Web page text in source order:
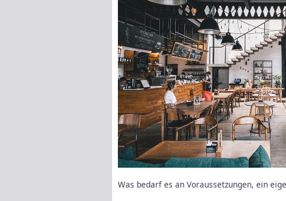
Was bedarf es an Voraussetzungen, ein